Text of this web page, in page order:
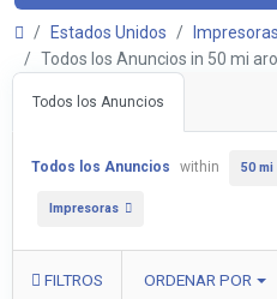
Estados Unidos
Impresoras
Todos los Anuncios in 50 mi
Todos los Anuncios
Todos los Anuncios within 50
Impresoras
FILTROS ORDENAR POR